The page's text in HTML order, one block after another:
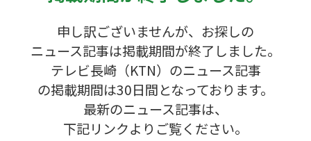
申し訳ございませんが、お探しの
ニュース記事は掲載期間が終了しました。
テレビ長崎（KTN）のニュース記事
の掲載期間は30日間となっております。
最新のニュース記事は、
下記リンクよりご覧ください。